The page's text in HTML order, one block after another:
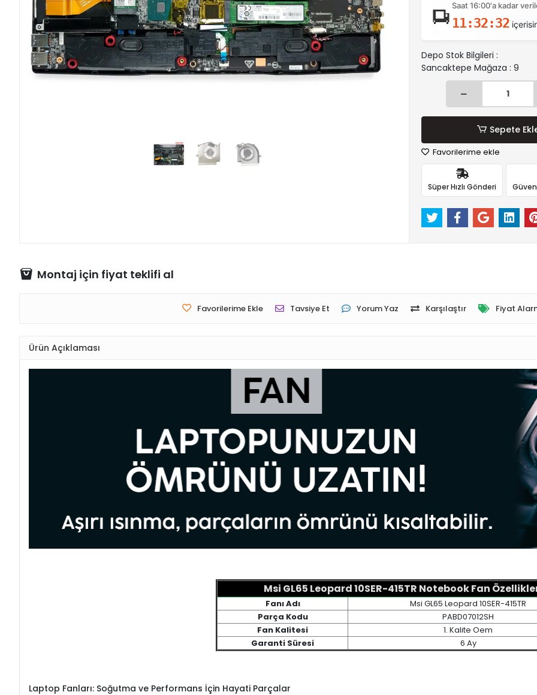
Saat 16:00'a kadar
11:32:32
Depo Stok Bilgileri :
Sancaktepe Mağaza : 9
Sepete
Favorilerime ekle
Süper Hızlı Gönderi
Montaj için fiyat teklifi al
Favorilerime Ekle Tavsiye Et Yorum Yaz Karşılaştır Fiyat
Ürün Açıklaması
Msi GL65 Leopard 10SER-415TR Notebook Fan
Fanı Adı
Msi GL65 Leopard 10SER-415TR
Parça Kodu
PABD07012SH
Fan Kalitesi
1. Kalite Oem
Garanti Süresi
6 Ay
Laptop Fanları: Soğutma ve Performans İçin Hayati Parçalar